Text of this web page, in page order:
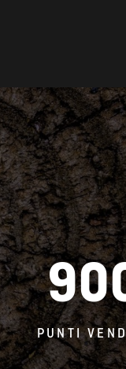
PUNTI